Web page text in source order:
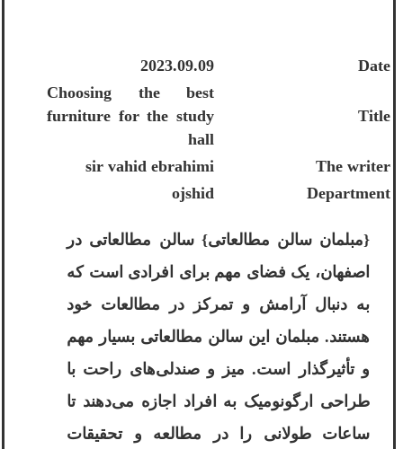
Date
2023.09.09
Title
Choosing the best
furniture for the study
hall
The writer
sir vahid ebrahimi
Department
ojshid
{مبلمان سالن مطالعاتی} سالن مطالعاتی در
اصفهان، یک فضای مهم برای افرادی است که
به دنبال آرامش و تمرکز در مطالعات خود
هستند. مبلمان این سالن مطالعاتی بسیار مهم
و تأثیرگذار است. میز و صندلی‌های راحت با
طراحی ارگونومیک به افراد اجازه می‌دهند تا
ساعات طولانی را در مطالعه و تحقیقات